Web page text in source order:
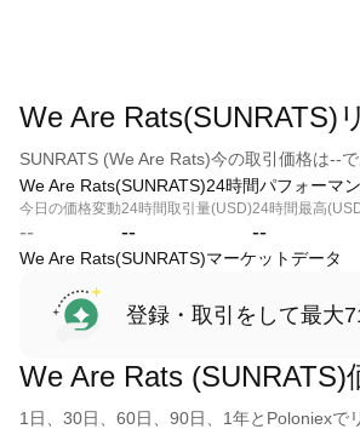
We Are Rats(SUNRATS)
SUNRATS (We Are Rats)今の取引価格は--
We Are Rats(SUNRATS)24時間パフォーマ
今日の価格変動
--
24時間取引量(USD)
--
24時間最高
--
We Are Rats(SUNRATS)マーケットデータ
登録・取引をして最大
We Are Rats
1日、30日、60日、90日、1年とPoloniexで